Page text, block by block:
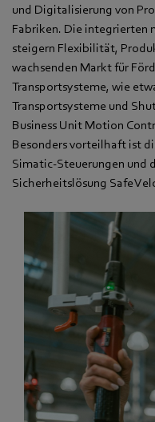
und Digitalisierung von
Fabriken. Die integrierten
steigern Flexibilität,
wachsenden Markt für
Transportsysteme, wie
Transportsysteme und
Business Unit Motion
Besonders vorteilhaft ist
Simatic-Steuerungen und
Sicherheitslösung Safe